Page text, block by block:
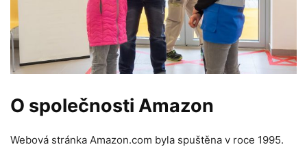
O společnosti Amazon
Webová stránka Amazon.com byla spuštěna v roce 1995.